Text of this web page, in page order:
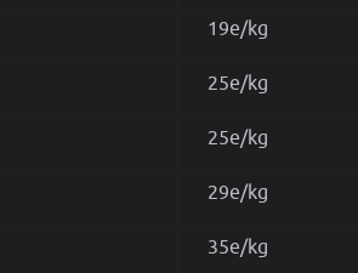
19e/kg
25e/kg
25e/kg
29e/kg
35e/kg